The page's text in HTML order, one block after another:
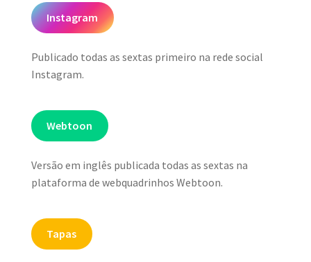
Instagram
Publicado todas as sextas primeiro na rede social
Instagram.
Webtoon
Versão em inglês publicada todas as sextas na
plataforma de webquadrinhos Webtoon.
Tapas